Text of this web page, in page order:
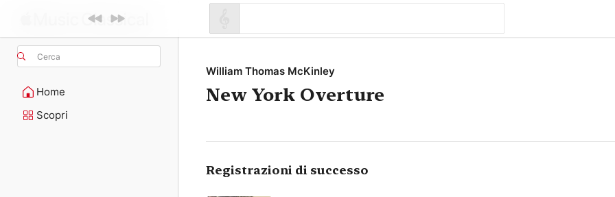
Cerca
Home
Scopri
William Thomas McKinley
New York Overture
Registrazioni di successo